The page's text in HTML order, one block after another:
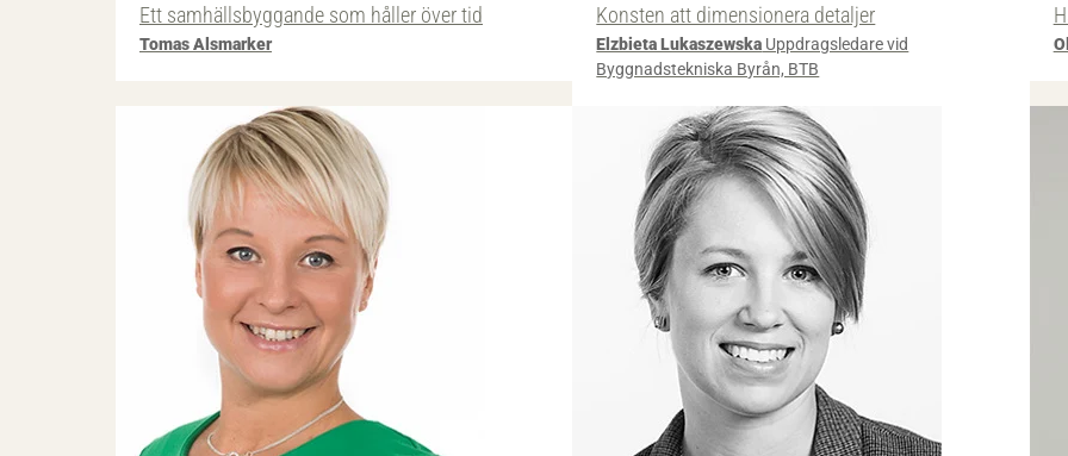
Ett samhällsbyggande som håller över tid
Tomas Alsmarker
Konsten att dimensionera detaljer
Elzbieta Lukaszewska Uppdragsledare vid
Byggnadstekniska Byrån, BTB